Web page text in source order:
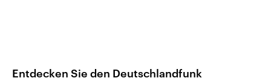
Entdecken Sie den Deutschlandfunk